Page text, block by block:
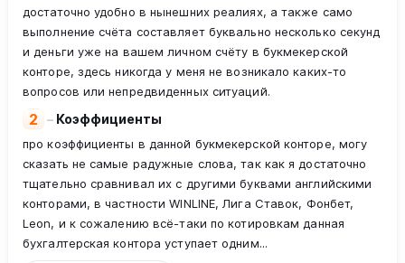
достаточно удобно в нынешних реалиях, а также само
выполнение счёта составляет буквально несколько секунд
и деньги уже на вашем личном счёту в букмекерской
конторе, здесь никогда у меня не возникало каких-то
вопросов или непредвиденных ситуаций.
2 – Коэффициенты
про коэффициенты в данной букмекерской конторе, могу
сказать не самые радужные слова, так как я достаточно
тщательно сравнивал их с другими буквами английскими
конторами, в частности WINLINE, Лига Ставок, Фонбет,
Leon, и к сожалению всё-таки по котировкам данная
бухгалтерская контора уступает одним...